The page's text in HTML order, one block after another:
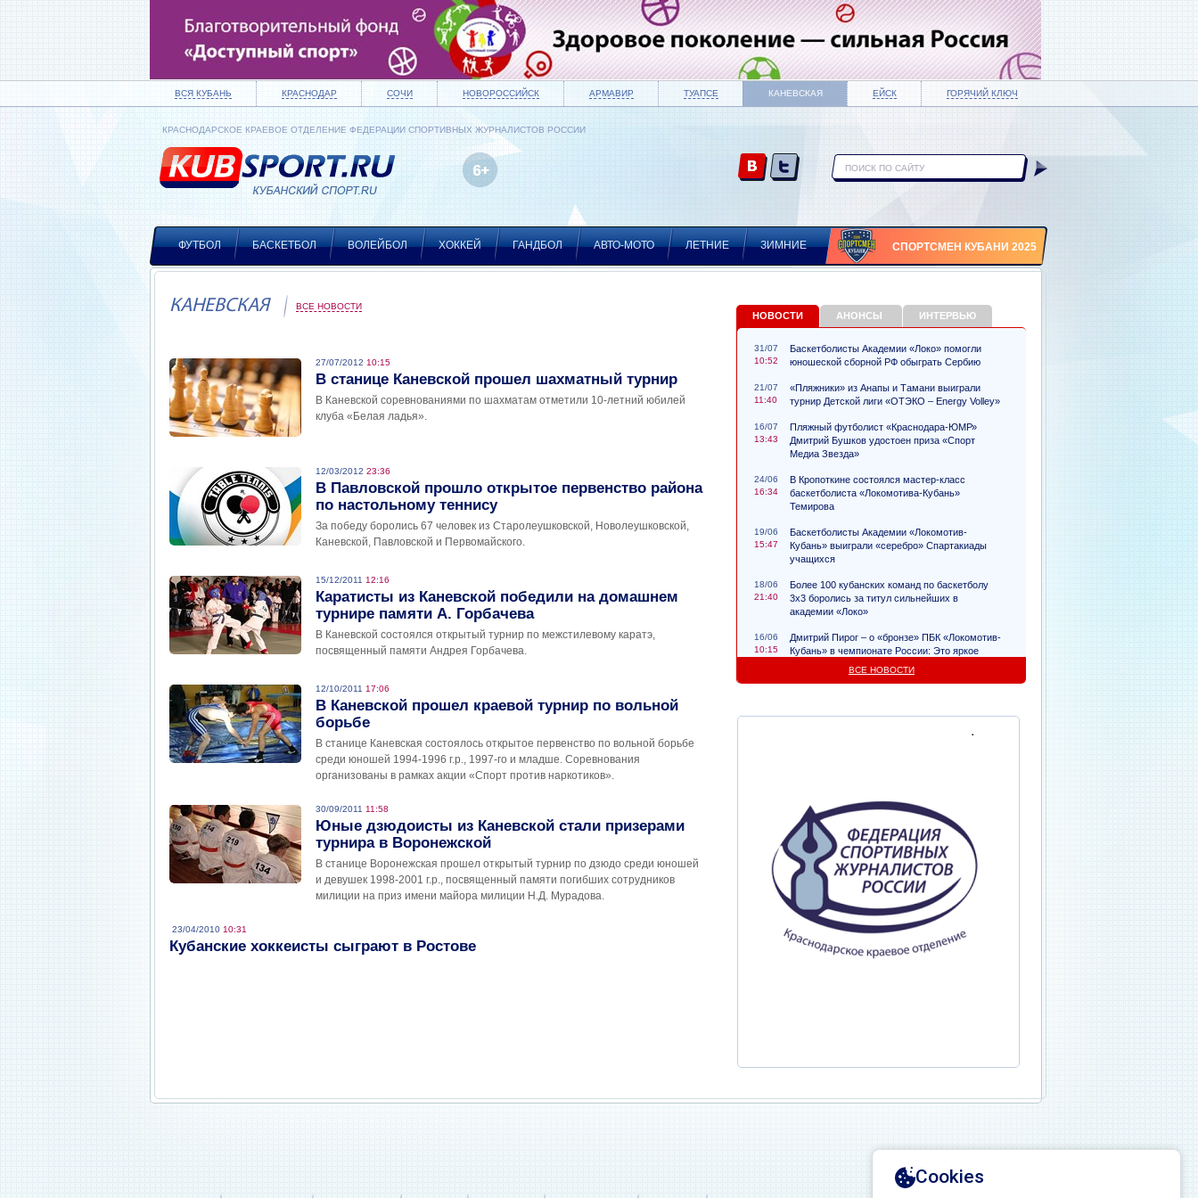
ВСЯ КУБАНЬ КРАСНОДАР СОЧИ НОВОРОССИЙСК АРМАВИР ТУАПСЕ КАНЕВСКАЯ ЕЙСК ГОРЯЧИЙ КЛЮЧ
КРАСНОДАРСКОЕ КРАЕВОЕ ОТДЕЛЕНИЕ ФЕДЕРАЦИИ СПОРТИВНЫХ ЖУРНАЛИСТОВ РОССИИ
ФУТБОЛ БАСКЕТБОЛ ВОЛЕЙБОЛ ХОККЕЙ ГАНДБОЛ АВТО-МОТО ЛЕТНИЕ ЗИМНИЕ СПОРТСМЕН КУБАНИ 2025
КАНЕВСКАЯ ВСЕ НОВОСТИ
27/07/2012 10:15
В станице Каневской прошел шахматный турнир
В Каневской соревнованиями по шахматам отметили 10-летний юбилей
клуба «Белая ладья».
12/03/2012 23:36
В Павловской прошло открытое первенство района
по настольному теннису
За победу боролись 67 человек из Старолеушковской, Новолеушковской,
Каневской, Павловской и Первомайского.
15/12/2011 12:16
Каратисты из Каневской победили на домашнем
турнире памяти А. Горбачева
В Каневской состоялся открытый турнир по межстилевому каратэ,
посвященный памяти Андрея Горбачева.
12/10/2011 17:06
В Каневской прошел краевой турнир по вольной
борьбе
В станице Каневская состоялось открытое первенство по вольной борьбе
среди юношей 1994-1996 г.р., 1997-го и младше. Соревнования
организованы в рамках акции «Спорт против наркотиков».
30/09/2011 11:58
Юные дзюдоисты из Каневской стали призерами
турнира в Воронежской
В станице Воронежская прошел открытый турнир по дзюдо среди юношей
и девушек 1998-2001 г.р., посвященный памяти погибших сотрудников
милиции на приз имени майора милиции Н.Д. Мурадова.
23/04/2010 10:31
Кубанские хоккеисты сыграют в Ростове
НОВОСТИ АНОНСЫ ИНТЕРВЬЮ
31/07
10:52
Баскетболисты Академии «Локо» помогли
юношеской сборной РФ обыграть Сербию
21/07
11:40
«Пляжники» из Анапы и Тамани выиграли
турнир Детской лиги «ОТЭКО – Energy Volley»
16/07
13:43
Пляжный футболист «Краснодара-ЮМР»
Дмитрий Бушков удостоен приза «Спорт
Медиа Звезда»
24/06
16:34
В Кропоткине состоялся мастер-класс
баскетболиста «Локомотива-Кубань»
Темирова
19/06
15:47
Баскетболисты Академии «Локомотив-
Кубань» выиграли «серебро» Спартакиады
учащихся
18/06
21:40
Более 100 кубанских команд по баскетболу
3х3 боролись за титул сильнейших в
академии «Локо»
16/06
10:15
Дмитрий Пирог – о «бронзе» ПБК «Локомотив-
Кубань» в чемпионате России: Это яркое
ВСЕ НОВОСТИ